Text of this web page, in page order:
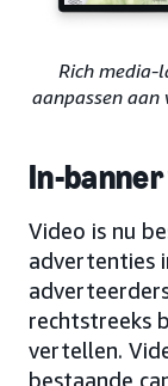
Rich media-
aanpassen
In-
Video is nu
advertenties
rechtstreeks
vertellen.
bestaande